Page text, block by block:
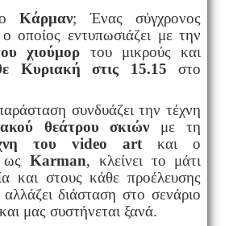
οΚάρμαν; Ένας σύγχρονος
οποίος εντυπωσιάζει με την
χιούμορ του μικρούς και
Κυριακή στις 15.15 στο
συνδυάζει την τέχνη
θεάτρου σκιών με τη
του video art και ο
ωςΚarman, κλείνει το μάτι
και στους κάθε προέλευσης
διάσταση στο σενάριο
μας συστήνεται ξανά.